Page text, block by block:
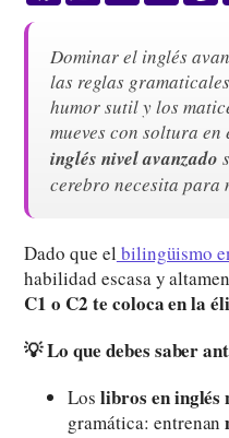
Dominar el inglés
las reglas
humor sutil y los
mueves con soltura
inglés nivel avanzado
cerebro necesita para
Dado que el bilingüismo
habilidad escasa y
C1 o C2 te coloca en la
💡 Lo que debes saber
Loslibros en inglés
gramática: entrenan